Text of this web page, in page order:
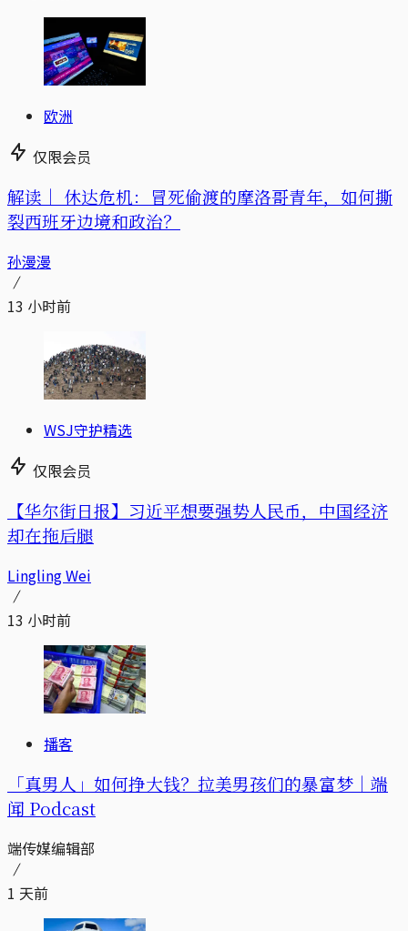
欧洲
仅限会员
解读｜ 休达危机：冒死偷渡的摩洛哥青年，如何撕
裂西班牙边境和政治？
孙漫漫
13 小时前
WSJ守护精选
仅限会员
【华尔街日报】习近平想要强势人民币，中国经济
却在拖后腿
Lingling Wei
13 小时前
播客
「真男人」如何挣大钱？拉美男孩们的暴富梦｜端
闻 Podcast
端传媒编辑部
1 天前